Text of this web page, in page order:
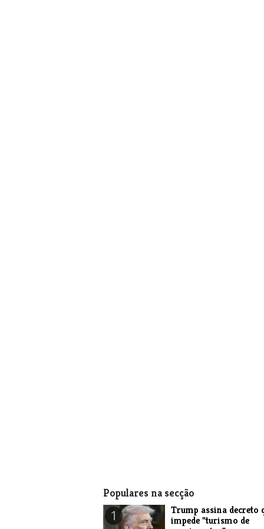
Populares na secção
1
Trump assina decreto
impede "turismo de